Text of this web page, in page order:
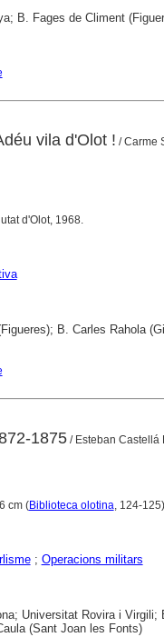
B. Fages de Climent
vila d'Olot ! / Carme
d'Olot, 1968.
B. Carles Rahola
1875/ Esteban Castellá
cm (Biblioteca olotina, 124-125)
; Operacions militars
Universitat Rovira i Virgili;
(Sant Joan les Fonts)